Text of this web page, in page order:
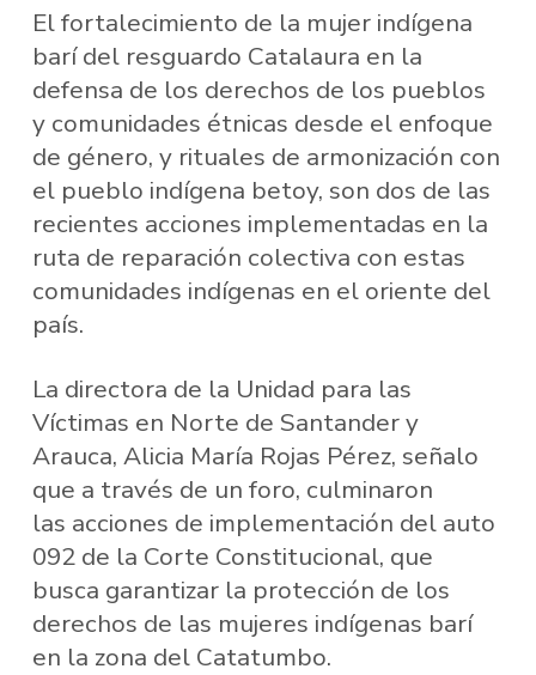
El fortalecimiento de la mujer indígena
barí del resguardo Catalaura en la
defensa de los derechos de los pueblos
y comunidades étnicas desde el enfoque
de género, y rituales de armonización con
el pueblo indígena betoy, son dos de las
recientes acciones implementadas en la
ruta de reparación colectiva con estas
comunidades indígenas en el oriente del
país.
La directora de la Unidad para las
Víctimas en Norte de Santander y
Arauca, Alicia María Rojas Pérez, señalo
que a través de un foro, culminaron
las acciones de implementación del auto
092 de la Corte Constitucional, que
busca garantizar la protección de los
derechos de las mujeres indígenas barí
en la zona del Catatumbo.